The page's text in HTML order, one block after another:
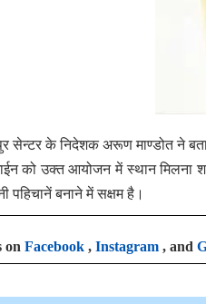
के निदेशक अरूण माण्डोत ने
को उक्त आयोजन में स्थान मिलना
पहिचानें बनाने में सक्षम है।
on Facebook , Instagram , and